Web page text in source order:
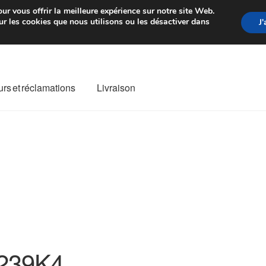
de 7 EUR Du lundi au
et réclamations Livraison
vous offrir la meilleure expérience sur notre site Web.
les cookies que nous utilisons ou les désactiver dans